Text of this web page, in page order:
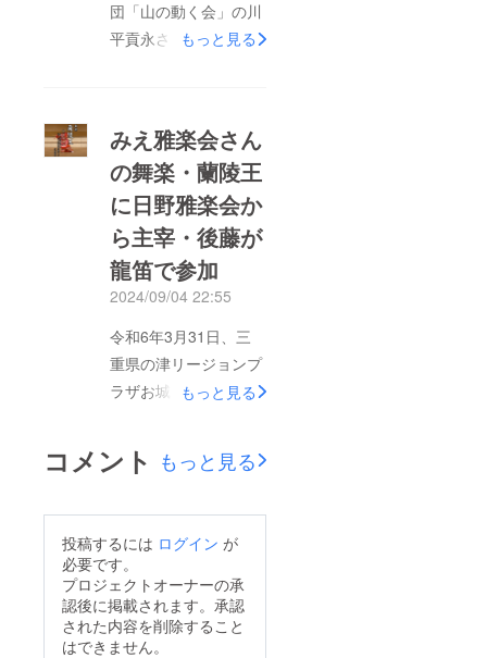
団「山の動く会」の川
平貢永さん（更生保護
ら小ホールにて開催さ
れた同劇団発表会の中
で、日野雅楽会の雅楽
公演をさせていただき
ました。大ホールでは
松本伊代さん＆森口博
子さんのコンサートが
催されていたにもかか
わらず、大勢のお客様
にご入場いただき、大
したこと、心より感謝
申し上げます。
もっと見る
みえ雅楽会さん
の舞楽・蘭陵王
に日野雅楽会か
ら主宰・後藤が
龍笛で参加
2024/09/04 22:55
令和6年3月31日、三
重県の津リージョンプ
ラザお城ホールで第9
開催され、みえ雅楽会
さんの舞楽・蘭陵王に
ただきました。
もっと見る
コメント もっと見る
投稿するには ログイン が
必要です。
プロジェクトオーナーの承
認後に掲載されます。承認
された内容を削除すること
はできません。